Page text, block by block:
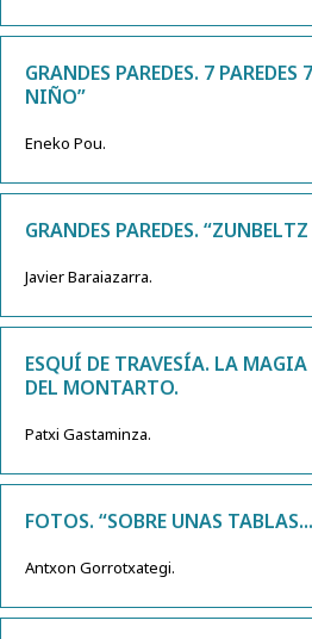
GRANDES PAREDES. 7
NIÑO”
Eneko Pou.
GRANDES PAREDES.
Javier Baraiazarra.
ESQUÍ DE TRAVESÍA. LA
DEL MONTARTO.
Patxi Gastaminza.
FOTOS. “SOBRE UNAS
Antxon Gorrotxategi.